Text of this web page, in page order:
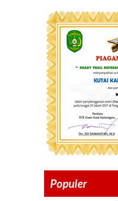
Populer